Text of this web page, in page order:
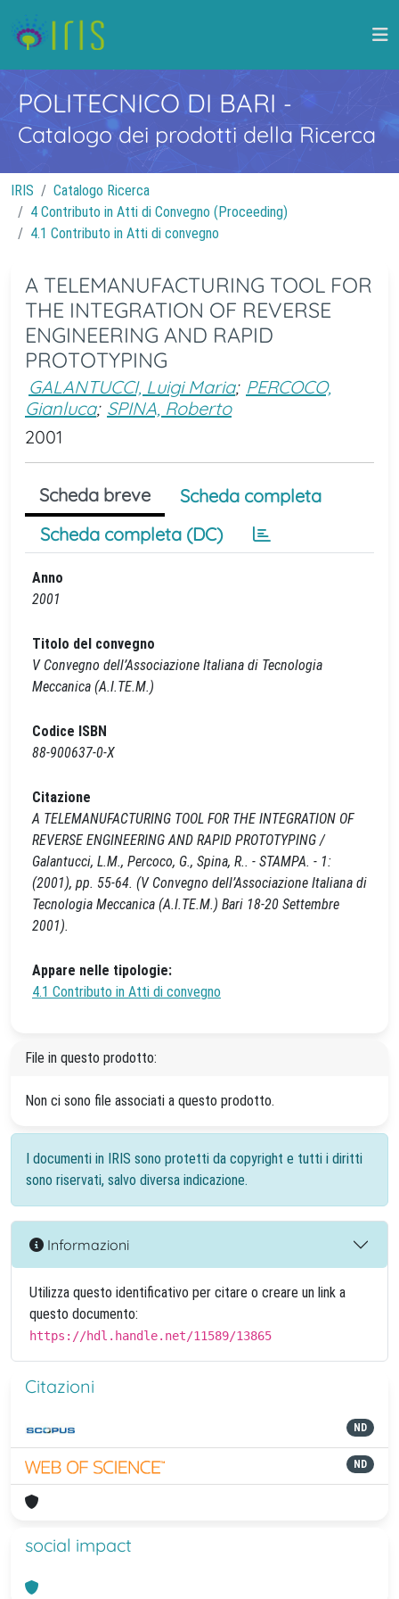
POLITECNICO DI BARI -
Catalogo dei prodotti della Ricerca
IRIS
Catalogo Ricerca
4 Contributo in Atti di Convegno (Proceeding)
4.1 Contributo in Atti di convegno
A TELEMANUFACTURING TOOL FOR
THE INTEGRATION OF REVERSE
ENGINEERING AND RAPID
PROTOTYPING
GALANTUCCI, Luigi Maria; PERCOCO,
Gianluca; SPINA, Roberto
2001
Scheda breve
Scheda completa
Scheda completa (DC)
Anno
2001
Titolo del convegno
V Convegno dell’Associazione Italiana di Tecnologia
Meccanica (A.I.TE.M.)
Codice ISBN
88-900637-0-X
Citazione
A TELEMANUFACTURING TOOL FOR THE INTEGRATION OF
REVERSE ENGINEERING AND RAPID PROTOTYPING /
Galantucci, L.M., Percoco, G., Spina, R.. - STAMPA. - 1:
(2001), pp. 55-64. (V Convegno dell’Associazione Italiana di
Tecnologia Meccanica (A.I.TE.M.) Bari 18-20 Settembre
2001).
Appare nelle tipologie:
4.1 Contributo in Atti di convegno
File in questo prodotto:
Non ci sono file associati a questo prodotto.
I documenti in IRIS sono protetti da copyright e tutti i diritti
sono riservati, salvo diversa indicazione.
Informazioni
Utilizza questo identificativo per citare o creare un link a
questo documento:
https://hdl.handle.net/11589/13865
Citazioni
ND
ND
social impact